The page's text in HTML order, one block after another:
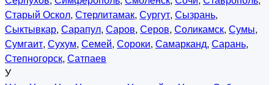
Старый Оскол, Стерлитамак, Сургут, Сызрань,
Сыктывкар, Сарапул, Саров, Серов, Соликамск, Сумы,
Сумгаит, Сухум, Семей, Сороки, Самарканд, Сарань,
Степногорск, Сатпаев
У